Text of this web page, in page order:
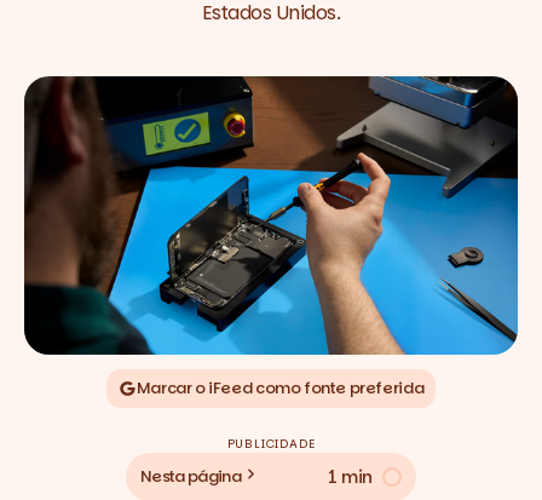
Estados Unidos.
Marcar o iFeed como fonte preferida
PUBLICIDADE
Nesta página 1 min